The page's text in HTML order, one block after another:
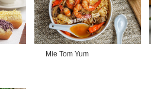
Mie Tom Yum